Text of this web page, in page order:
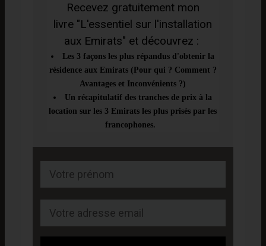
Recevez gratuitementmon
livre "L'essentiel sur l'installation
aux Emirats" et découvrez :
Les 3 façons les plus répandus d'obtenir la
résidence aux Emirats (Pour qui ? Comment ?
Avantages et Inconvénients ?)
Un récapitulatif des tranches de prix à la
location sur les 3 Emirats les plus prisés par les
francophones.